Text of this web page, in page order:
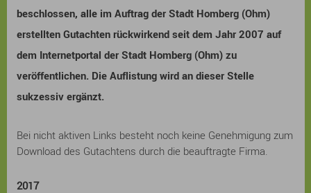
beschlossen, alle im Auftrag der Stadt Homberg (Ohm)
erstellten Gutachten rückwirkend seit dem Jahr 2007 auf
dem Internetportal der Stadt Homberg (Ohm) zu
veröffentlichen. Die Auflistung wird an dieser Stelle
sukzessiv ergänzt.
Bei nicht aktiven Links besteht noch keine Genehmigung zum
Download des Gutachtens durch die beauftragte Firma.
2017